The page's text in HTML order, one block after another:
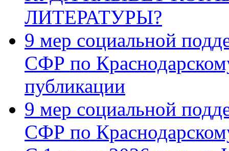
ЛИТЕРАТУРЫ?
9 мер социальной
СФР по
публикации
9 мер социальной
СФР по